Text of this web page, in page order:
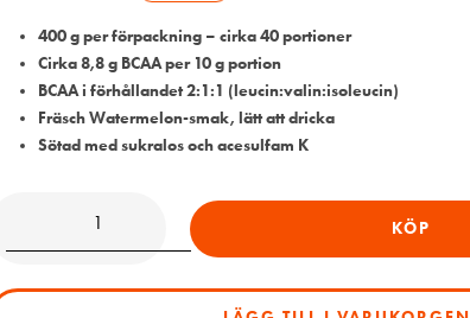
400 g per förpackning – cirka 40 portioner
Cirka 8,8 g BCAA per 10 g portion
BCAA i förhållandet 2:1:1 (leucin:valin:isoleucin)
Fräsch Watermelon-smak, lätt att dricka
Sötad med sukralos och acesulfam K
KÖP